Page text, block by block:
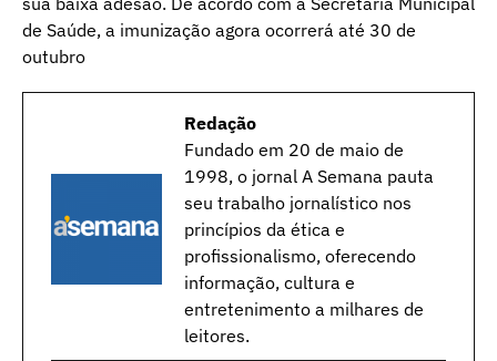
de Saúde, a imunização agora ocorrerá até 30 de
outubro
Redação
Fundado em 20 de maio de
1998, o jornal A Semana pauta
seu trabalho jornalístico nos
princípios da ética e
profissionalismo, oferecendo
informação, cultura e
entretenimento a milhares de
leitores.